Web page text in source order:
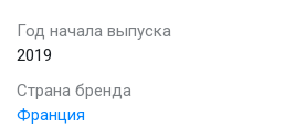
Год начала выпуска
2019
Страна бренда
Франция